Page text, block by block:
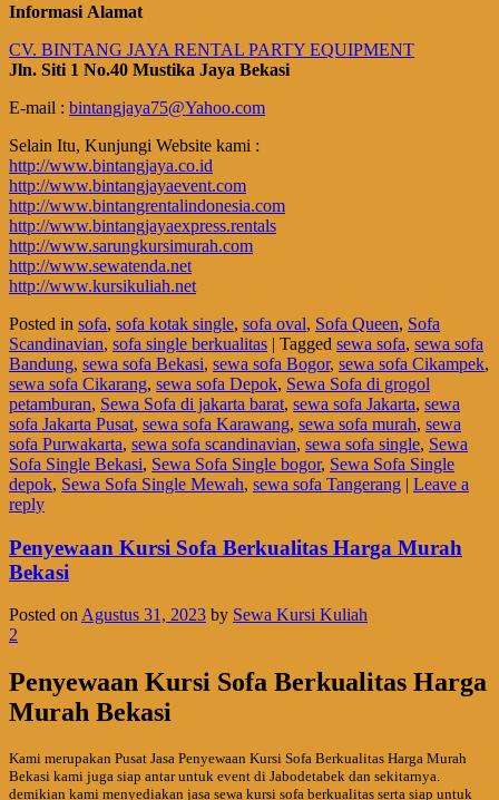
Informasi Alamat
CV. BINTANG JAYA RENTAL PARTY EQUIPMENT
Jln. Siti 1 No.40 Mustika Jaya Bekasi
E-mail : bintangjaya75@Yahoo.com
Selain Itu, Kunjungi Website kami :
http://www.bintangjaya.co.id
http://www.bintangjayaevent.com
http://www.bintangrentalindonesia.com
http://www.bintangjayaexpress.rentals
http://www.sarungkursimurah.com
http://www.sewatenda.net
http://www.kursikuliah.net
Posted in sofa, sofa kotak single, sofa oval, Sofa Queen, Sofa
Scandinavian, sofa single berkualitas | Tagged sewa sofa, sewa sofa
Bandung, sewa sofa Bekasi, sewa sofa Bogor, sewa sofa Cikampek,
sewa sofa Cikarang, sewa sofa Depok, Sewa Sofa di grogol
petamburan, Sewa Sofa di jakarta barat, sewa sofa Jakarta, sewa
sofa Jakarta Pusat, sewa sofa Karawang, sewa sofa murah, sewa
sofa Purwakarta, sewa sofa scandinavian, sewa sofa single, Sewa
Sofa Single Bekasi, Sewa Sofa Single bogor, Sewa Sofa Single
depok, Sewa Sofa Single Mewah, sewa sofa Tangerang | Leave a
reply
Penyewaan Kursi Sofa Berkualitas Harga Murah
Bekasi
Posted onAgustus 31, 2023 by Sewa Kursi Kuliah
2
Penyewaan Kursi Sofa Berkualitas Harga
Murah Bekasi
Kami merupakan Pusat Jasa Penyewaan Kursi Sofa Berkualitas Harga Murah
Bekasi kami juga siap antar untuk event di Jabodetabek dan sekitarnya.
demikian kami menyediakan jasa sewa kursi sofa berkualitas serta siap untuk